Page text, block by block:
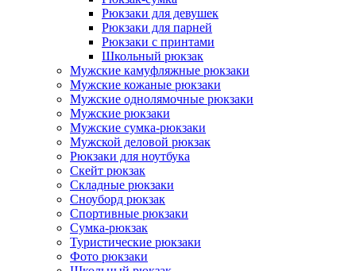
Рюкзаки для девушек
Рюкзаки для парней
Рюкзаки с принтами
Школьный рюкзак
Мужские камуфляжные рюкзаки
Мужские кожаные рюкзаки
Мужские однолямочные рюкзаки
Мужские рюкзаки
Мужские сумка-рюкзаки
Мужской деловой рюкзак
Рюкзаки для ноутбука
Скейт рюкзак
Складные рюкзаки
Сноуборд рюкзак
Спортивные рюкзаки
Сумка-рюкзак
Туристические рюкзаки
Фото рюкзаки